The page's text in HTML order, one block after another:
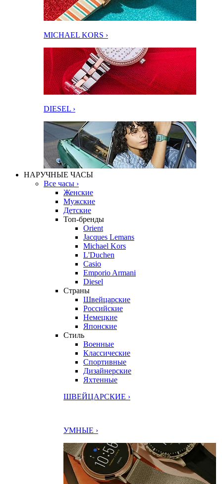
MICHAEL KORS ›
DIESEL ›
НАРУЧНЫЕ ЧАСЫ
Все часы ›
Женские
Мужские
Детские
Топ-бренды
Orient
Jacques Lemans
Michael Kors
L'Duchen
Casio
Emporio Armani
Diesel
Страны
Швейцарские
Российские
Немецкие
Японские
Стиль
Военные
Классические
Спортивные
Дизайнерские
Яхтенные
ШВЕЙЦАРСКИЕ ›
УМНЫЕ ›